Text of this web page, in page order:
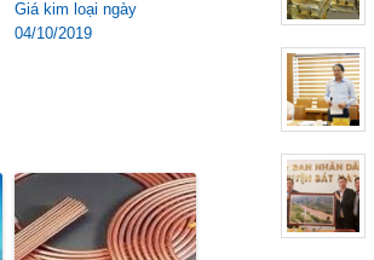
Giá kim loại ngày
04/10/2019